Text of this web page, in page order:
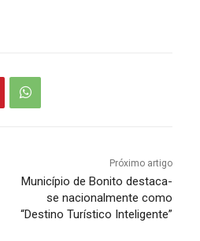
Próximo artigo
Município de Bonito destaca-
se nacionalmente como
“Destino Turístico Inteligente”